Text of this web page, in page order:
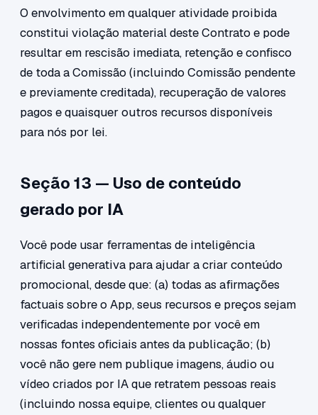
O envolvimento em qualquer atividade proibida
constitui violação material deste Contrato e pode
resultar em rescisão imediata, retenção e confisco
de toda a Comissão (incluindo Comissão pendente
e previamente creditada), recuperação de valores
pagos e quaisquer outros recursos disponíveis
para nós por lei.
Seção 13 — Uso de conteúdo
gerado por IA
Você pode usar ferramentas de inteligência
artificial generativa para ajudar a criar conteúdo
promocional, desde que: (a) todas as afirmações
factuais sobre o App, seus recursos e preços sejam
verificadas independentemente por você em
nossas fontes oficiais antes da publicação; (b)
você não gere nem publique imagens, áudio ou
vídeo criados por IA que retratem pessoas reais
(incluindo nossa equipe, clientes ou qualquer